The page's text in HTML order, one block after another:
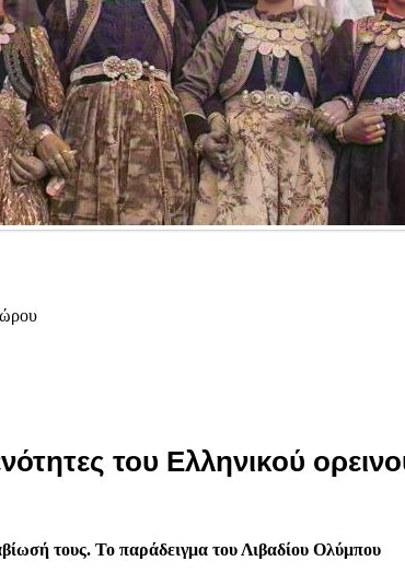
του Ελληνικού
τους. Το παράδειγμα του Λιβαδίου Ολύμπου